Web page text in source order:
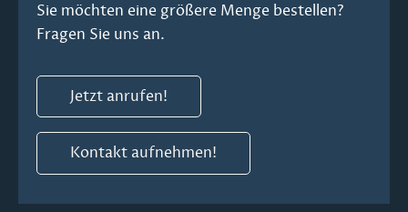
Sie möchten eine größere Menge bestellen?
Fragen Sie uns an.
Jetzt anrufen!
Kontakt aufnehmen!